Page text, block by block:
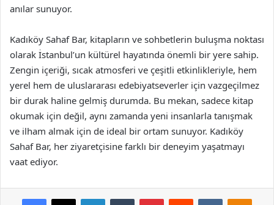
anılar sunuyor.
Kadıköy Sahaf Bar, kitapların ve sohbetlerin buluşma noktası
olarak İstanbul’un kültürel hayatında önemli bir yere sahip.
Zengin içeriği, sıcak atmosferi ve çeşitli etkinlikleriyle, hem
yerel hem de uluslararası edebiyatseverler için vazgeçilmez
bir durak haline gelmiş durumda. Bu mekan, sadece kitap
okumak için değil, aynı zamanda yeni insanlarla tanışmak
ve ilham almak için de ideal bir ortam sunuyor. Kadıköy
Sahaf Bar, her ziyaretçisine farklı bir deneyim yaşatmayı
vaat ediyor.
Facebook
X LinkedInTumblr PinterestReddit VKontakte